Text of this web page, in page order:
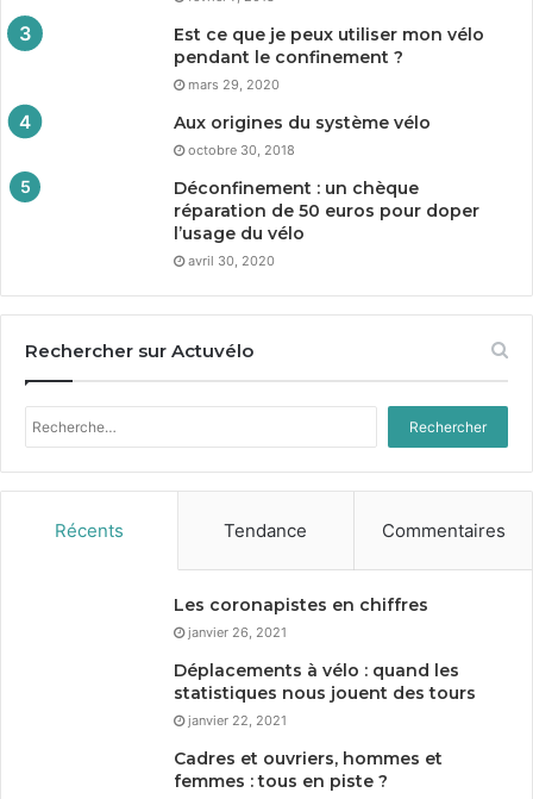
Est ce que je peux utiliser mon vélo
pendant le confinement ?
mars 29, 2020
Aux origines du système vélo
octobre 30, 2018
Déconfinement : un chèque
réparation de 50 euros pour doper
l’usage du vélo
avril 30, 2020
Rechercher sur Actuvélo
Rechercher :
Récents Tendance Commentaires
Les coronapistes en chiffres
janvier 26, 2021
Déplacements à vélo : quand les
statistiques nous jouent des tours
janvier 22, 2021
Cadres et ouvriers, hommes et
femmes : tous en piste ?